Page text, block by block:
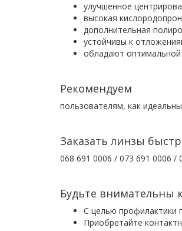
улучшенное
высокая
дополнительная
устойчивы к
обладают
Рекомендуем
пользователям, как
Заказать линзы
068 691 0006 / 073 691 0006 /
Будьте внимательны
С целью профилактики
Приобретайте